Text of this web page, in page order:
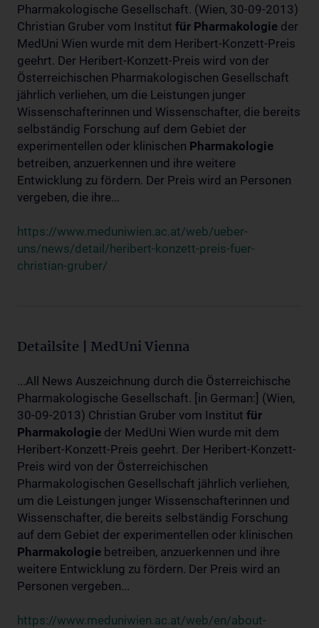
Pharmakologische Gesellschaft. (Wien, 30-09-2013)
Christian Gruber vom Institut für Pharmakologie der
MedUni Wien wurde mit dem Heribert-Konzett-Preis
geehrt. Der Heribert-Konzett-Preis wird von der
Österreichischen Pharmakologischen Gesellschaft
jährlich verliehen, um die Leistungen junger
Wissenschafterinnen und Wissenschafter, die bereits
selbständig Forschung auf dem Gebiet der
experimentellen oder klinischen Pharmakologie
betreiben, anzuerkennen und ihre weitere
Entwicklung zu fördern. Der Preis wird an Personen
vergeben, die ihre...
https://www.meduniwien.ac.at/web/ueber-
uns/news/detail/heribert-konzett-preis-fuer-
christian-gruber/
Detailsite | MedUni Vienna
...All News Auszeichnung durch die Österreichische
Pharmakologische Gesellschaft. [in German:] (Wien,
30-09-2013) Christian Gruber vom Institut für
Pharmakologie der MedUni Wien wurde mit dem
Heribert-Konzett-Preis geehrt. Der Heribert-Konzett-
Preis wird von der Österreichischen
Pharmakologischen Gesellschaft jährlich verliehen,
um die Leistungen junger Wissenschafterinnen und
Wissenschafter, die bereits selbständig Forschung
auf dem Gebiet der experimentellen oder klinischen
Pharmakologie betreiben, anzuerkennen und ihre
weitere Entwicklung zu fördern. Der Preis wird an
Personen vergeben...
https://www.meduniwien.ac.at/web/en/about-